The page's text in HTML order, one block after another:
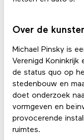
Over de
Michael Pinsky is
Verenigd
de status quo op
stedenbouw en
doet onderzoek
vormgeven en
provocerende
ruimtes.